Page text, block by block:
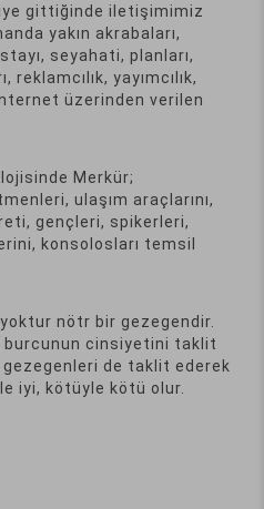
gittiğinde iletişimimiz
yakın akrabaları,
seyahati, planları,
reklamcılık, yayımcılık,
üzerinden verilen
Merkür;
ulaşım araçlarını,
gençleri, spikerleri,
konsolosları temsil
nötr bir gezegendir.
burcunun cinsiyetini taklit
gezegenleri de taklit ederek
iyi, kötüyle kötü olur.